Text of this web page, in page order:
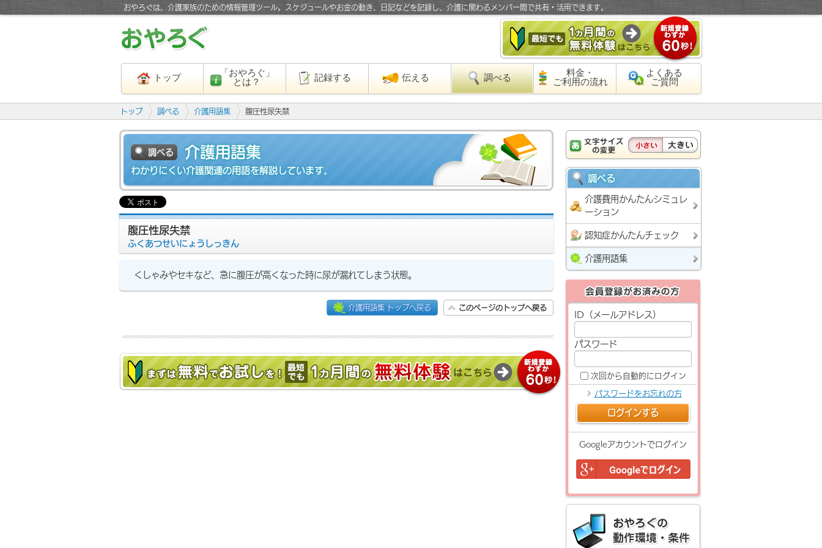
おやろぐは、介護家族のための情報管理ツール。スケジュールやお金の動き、日記などを記録し、介護に関わるメンバー間で共有・活用できます。
トップ
「おやろぐ」
とは？
記録する 伝える 調べる
料金・
ご利用の流れ
よくある
ご質問
トップ 調べる 介護用語集 腹圧性尿失禁
調べる 介護用語集
わかりにくい介護関連の用語を解説しています。
腹圧性尿失禁
ふくあつせいにょうしっきん
くしゃみやセキなど、急に腹圧が高くなった時に尿が漏れてしまう状態。
介護用語集 トップへ戻る このページのトップへ戻る
調べる
介護費用かんたんシミュレ
ーション
認知症かんたんチェック
介護用語集
ID（メールアドレス）
パスワード
次回から自動的にログイン
パスワードをお忘れの方
ログインする
Googleアカウントでログイン